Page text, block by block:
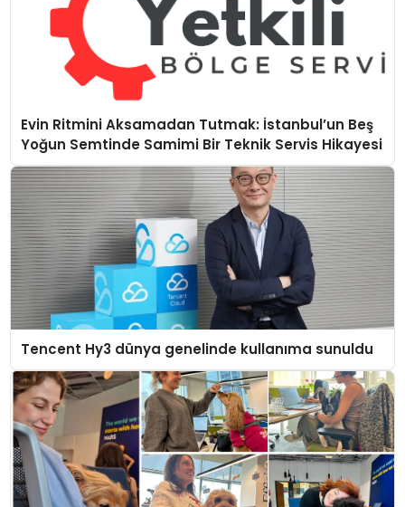
Evin Ritmini Aksamadan Tutmak: İstanbul’un Beş
Yoğun Semtinde Samimi Bir Teknik Servis Hikayesi
Tencent Hy3 dünya genelinde kullanıma sunuldu